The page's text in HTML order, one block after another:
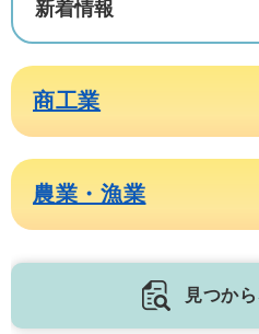
新着情報
商工業
農業・漁業
見つか